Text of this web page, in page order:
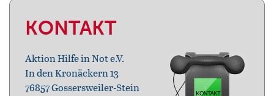
KONTAKT
Aktion Hilfe in Not e.V.
In den Kronäckern 13
76857 Gossersweiler-Stein